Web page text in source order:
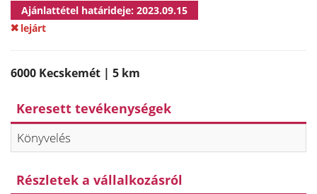
Ajánlattétel határideje: 2023.09.15
lejárt
6000 Kecskemét | 5 km
Keresett tevékenységek
Könyvelés
Részletek a vállalkozásról